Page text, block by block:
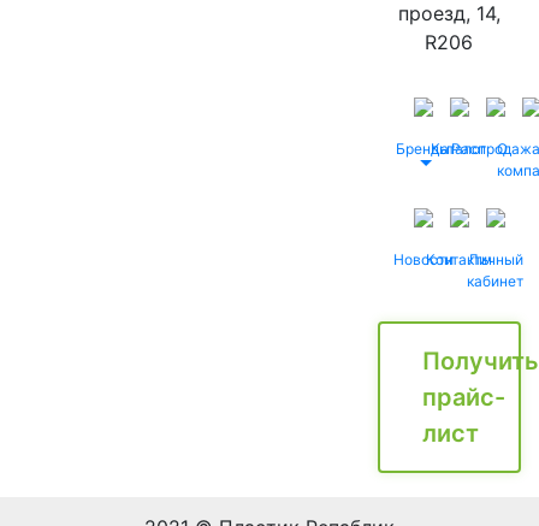
проезд, 14,
R206
БрендыКаталог
Распродажа
О
НовостиКонтактыЛичный
кабинет
Получить
прайс-
лист